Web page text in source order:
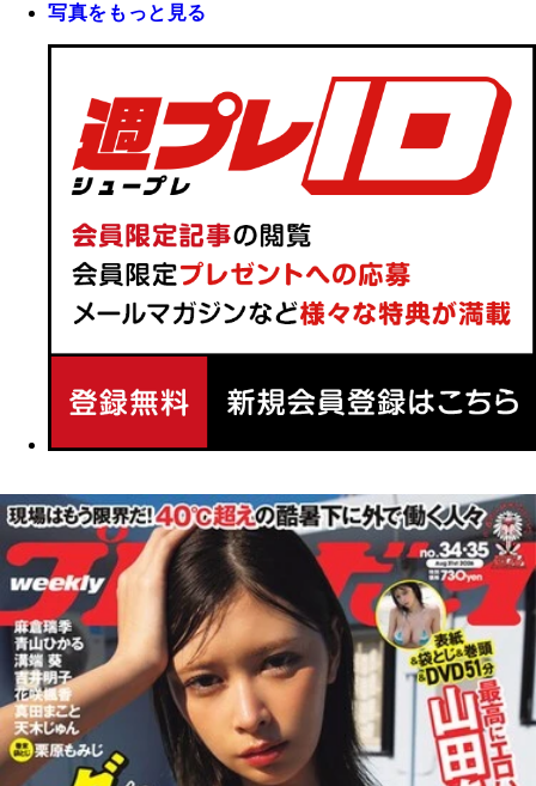
写真をもっと見る